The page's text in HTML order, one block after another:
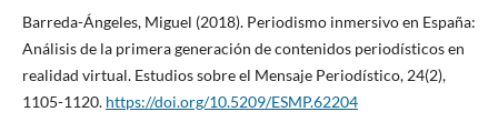
Barreda-Ángeles, Miguel (2018). Periodismo inmersivo en España:
Análisis de la primera generación de contenidos periodísticos en
realidad virtual. Estudios sobre el Mensaje Periodístico, 24(2),
1105-1120. https://doi.org/10.5209/ESMP.62204